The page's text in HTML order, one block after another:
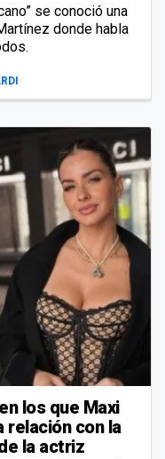
se conoció una
donde habla
los que Maxi
relación con la
la actriz